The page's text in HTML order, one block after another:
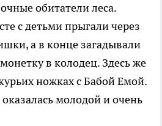
обитатели леса.
с детьми прыгали через
а в конце загадывали
в колодец. Здесь же
ножках с Бабой Емой.
молодой и очень